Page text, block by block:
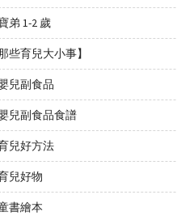
弟 1-2 歲
那些育兒大小事】
兒副食品
兒副食品食譜
兒好方法
兒好物
書繪本